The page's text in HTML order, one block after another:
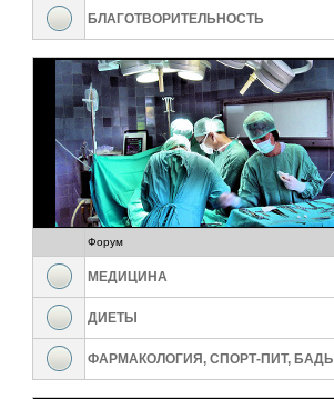
БЛАГОТВОРИТЕЛЬНОСТЬ
Форум
МЕДИЦИНА
ДИЕТЫ
ФАРМАКОЛОГИЯ, СПОРТ-ПИТ, БАДЫ